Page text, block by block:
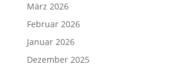
März 2026
Februar 2026
Januar 2026
Dezember 2025